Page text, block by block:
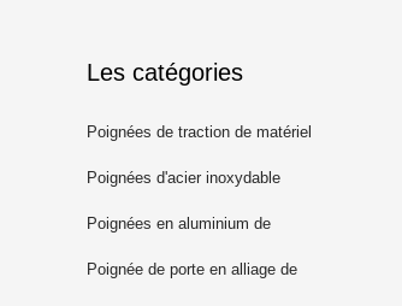
Les catégories
Poignées de traction de matériel
Poignées d'acier inoxydable
Poignées en aluminium de
traction
Poignée de porte en alliage de